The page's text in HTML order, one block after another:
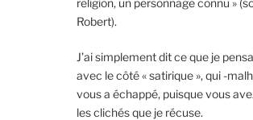
Robert).
J’ai simplement dit ce que je
avec le côté « satirique », qui -
vous a échappé, puisque vous
les clichés que je récuse.